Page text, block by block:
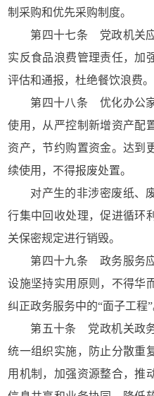
制采购和优先采购制度。
第四十七条 党政机关
实反食品浪费管理责任，加
评估和通报，杜绝餐饮浪费。
第四十八条 优化办公
使用，从严控制新增资产配
资产，节约购置资金。达到
续使用，不得报废处置。
对产生的非涉密废纸、
行集中回收处理，促进循环
关保密规定进行销毁。
第四十九条 政务服务
设施坚持实用原则，不得华
纠正政务服务中的“面子工程”
第五十条 党政机关政
统一组织实施，防止分散重
用机制，加强资源整合，推